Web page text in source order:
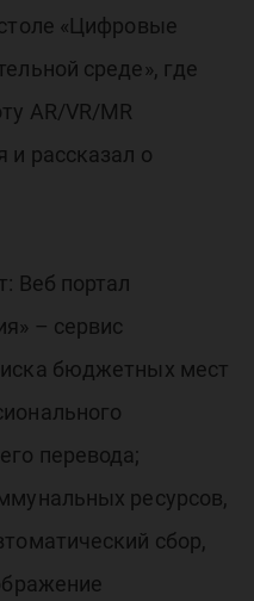
«Цифровые
среде», где
AR/VR/MR
и рассказал о
Веб портал
– сервис
бюджетных мест
перевода;
ресурсов,
сбор,